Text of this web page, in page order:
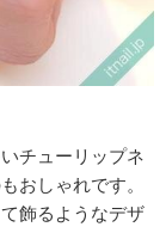
チューリップネ
おしゃれです。
飾るようなデザ